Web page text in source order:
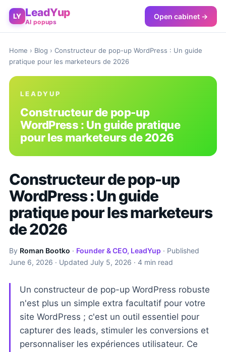
LY LeadYup
AI popups
Open cabinet →
Home › Blog › Constructeur de pop-up WordPress : Un guide
pratique pour les marketeurs de 2026
LEADYUP
Constructeur de pop-up
WordPress : Un guide pratique
pour les marketeurs de 2026
Constructeur de pop-up
WordPress : Un guide
pratique pour les marketeurs
de 2026
By Roman Bootko · Founder & CEO, LeadYup · Published
June 6, 2026 · Updated July 5, 2026 · 4 min read
Un constructeur de pop-up WordPress robuste
n'est plus un simple extra facultatif pour votre
site WordPress ; c'est un outil essentiel pour
capturer des leads, stimuler les conversions et
personnaliser les expériences utilisateur. Ce